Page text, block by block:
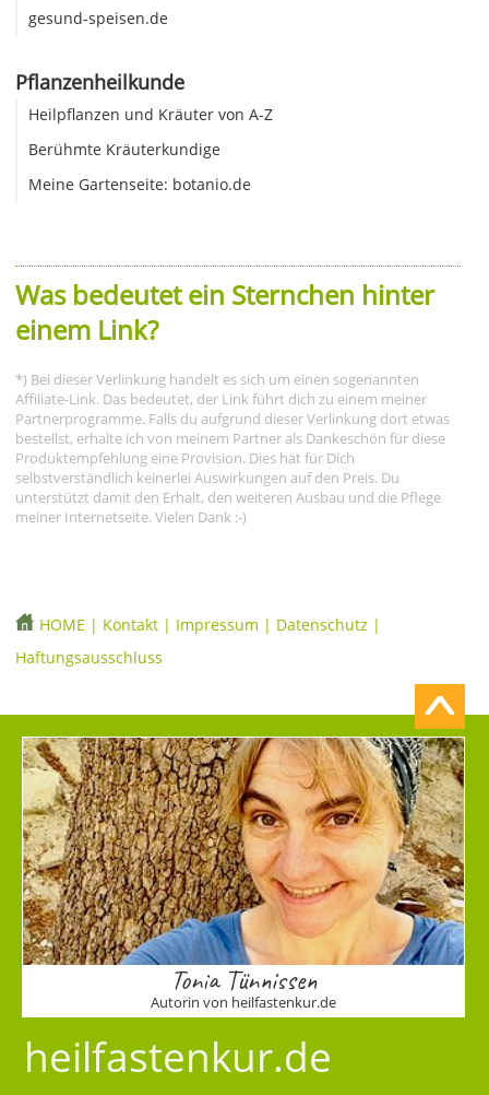
gesund-speisen.de
Pflanzenheilkunde
Heilpflanzen und Kräuter von A-Z
Berühmte Kräuterkundige
Meine Gartenseite: botanio.de
Was bedeutet ein Sternchen hinter
einem Link?
*) Bei dieser Verlinkung handelt es sich um einen sogenannten
Affiliate-Link. Das bedeutet, der Link führt dich zu einem meiner
Partnerprogramme. Falls du aufgrund dieser Verlinkung dort etwas
bestellst, erhalte ich von meinem Partner als Dankeschön für diese
Produktempfehlung eine Provision. Dies hat für Dich
selbstverständlich keinerlei Auswirkungen auf den Preis. Du
unterstützt damit den Erhalt, den weiteren Ausbau und die Pflege
meiner Internetseite. Vielen Dank :-)
HOME | Kontakt | Impressum | Datenschutz |
Haftungsausschluss
Tonia Tünnissen
Autorin von heilfastenkur.de
heilfastenkur.de